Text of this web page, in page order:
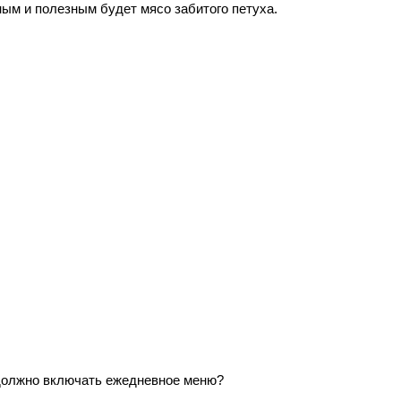
и полезным будет мясо забитого петуха.
включать ежедневное меню?